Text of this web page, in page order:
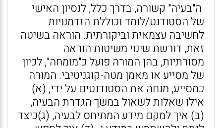
ה"בעיה" קשורה, בדרך כלל, לנסיון האישי
של הסטודנט/לומד וכוללת הזדמנויות
לחשיבה עצמאית וביקורתית. הוראה בשיטה
זאת, דורשת שינוי משיטות הוראה
מסורתיות, בהן המורה פועל כ"מומחה", לכיון
של מסייע או מאמן מטה-קוגניטיבי. המורה
כמסייע, מנחה את הסטודנטים על ידי, (א)
אילו שאלות לשאול במשך הגדרת הבעיה,
(ב) איך למקם מידע המתיחס לבעיה, (ג)כיצד